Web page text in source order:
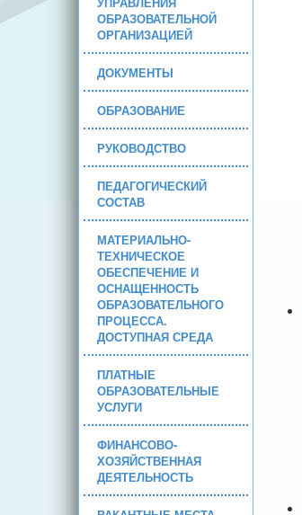
ОБРАЗОВАТЕЛЬНОЙ
ОРГАНИЗАЦИЕЙ
ДОКУМЕНТЫ
ОБРАЗОВАНИЕ
РУКОВОДСТВО
ПЕДАГОГИЧЕСКИЙ
СОСТАВ
МАТЕРИАЛЬНО-
ТЕХНИЧЕСКОЕ
ОБЕСПЕЧЕНИЕ И
ОСНАЩЕННОСТЬ
ОБРАЗОВАТЕЛЬНОГО
ПРОЦЕССА.
ДОСТУПНАЯ СРЕДА
ПЛАТНЫЕ
ОБРАЗОВАТЕЛЬНЫЕ
УСЛУГИ
ФИНАНСОВО-
ХОЗЯЙСТВЕННАЯ
ДЕЯТЕЛЬНОСТЬ